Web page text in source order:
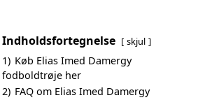
Indholdsfortegnelse skjul
1) Køb Elias Imed Damergy
fodboldtrøje her
2) FAQ om Elias Imed Damergy